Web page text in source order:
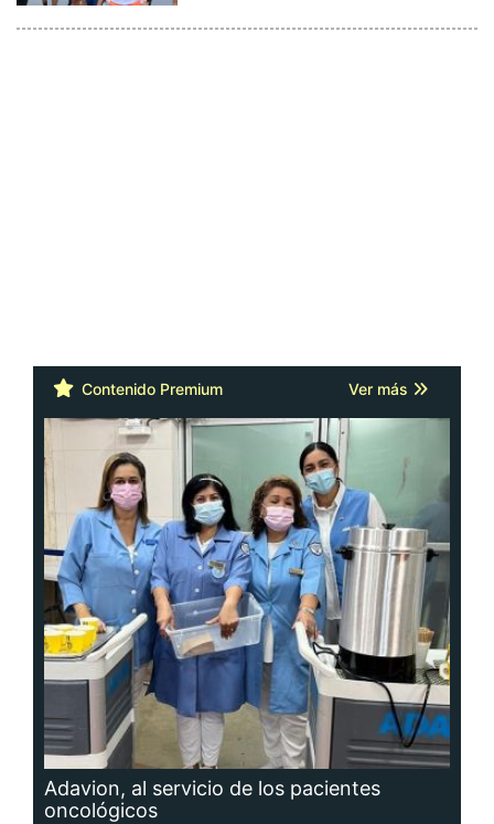
Contenido Premium Ver más
Adavion, al servicio de los pacientes
oncológicos